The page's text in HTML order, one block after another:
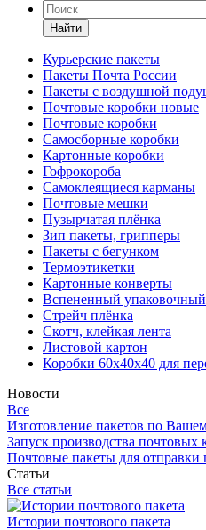
Найти
Курьерские пакеты
Пакеты Почта России
Пакеты с воздушной
Почтовые коробки новые
Почтовые коробки
Самосборные коробки
Картонные коробки
Гофрокороба
Самоклеящиеся карманы
Почтовые мешки
Пузырчатая плёнка
Зип пакеты, грипперы
Пакеты с бегунком
Термоэтикетки
Картонные конверты
Вспененный
Стрейч плёнка
Скотч, клейкая лента
Листовой картон
Коробки 60х40х40 для
Новости
Все
Изготовление пакетов по
Запуск производства почтовых
Почтовые пакеты для отправки
Статьи
Все статьи
Истории почтового пакета